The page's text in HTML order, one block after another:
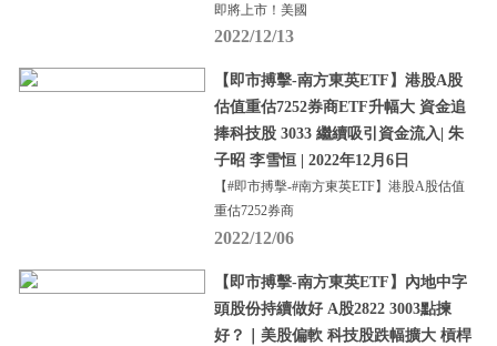
即將上市！美國
2022/12/13
【即市搏擊-南方東英ETF】港股A股
估值重估7252券商ETF升幅大 資金追
捧科技股 3033 繼續吸引資金流入| 朱
子昭 李雪恒 | 2022年12月6日
【#即市搏擊-#南方東英ETF】港股A股估值
重估7252券商
2022/12/06
【即市搏擊-南方東英ETF】內地中字
頭股份持續做好 A股2822 3003點揀
好？｜美股偏軟 科技股跌幅擴大 槓桿